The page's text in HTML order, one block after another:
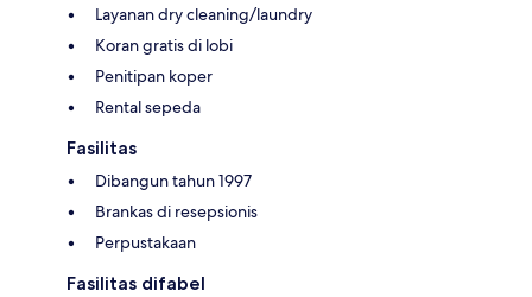
Layanan dry cleaning/laundry
Koran gratis di lobi
Penitipan koper
Rental sepeda
Fasilitas
Dibangun tahun 1997
Brankas di resepsionis
Perpustakaan
Fasilitas difabel